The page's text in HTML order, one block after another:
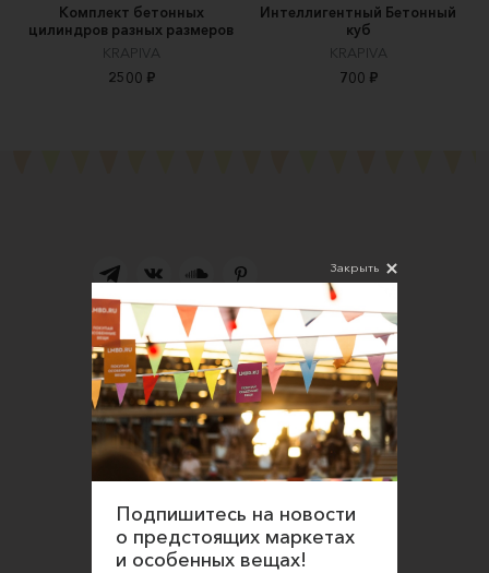
Комплект бетонных
цилиндров разных размеров
KRAPIVA
2500 ₽
Интеллигентный Бетонный
куб
KRAPIVA
700 ₽
Подпишитесь на новости
Соглашаюсь на обработку персональных
данных в соответствии
Политикой конфиденциальности
О нас
Участие в офлайн-маркете
FAQ
Закрыть
Подпишитесь на новости
о предстоящих маркетах
и особенных вещах!